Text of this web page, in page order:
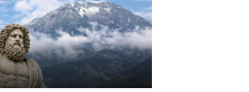
për import
e Jugut